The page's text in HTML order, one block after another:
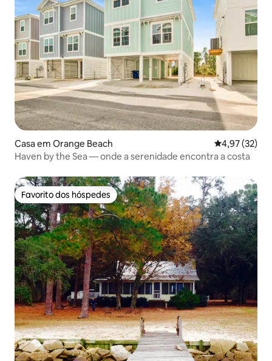
Casa em Orange Beach Classificação
4,97 (32)
Haven by the Sea — onde a serenidade encontra a costa
Favorito dos hóspedes
Favorito dos hóspedes